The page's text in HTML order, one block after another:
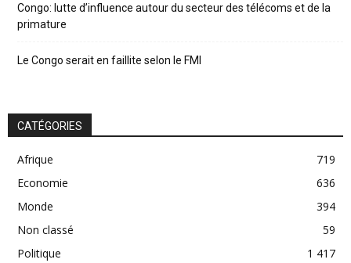
Congo: lutte d’influence autour du secteur des télécoms et de la
primature
Le Congo serait en faillite selon le FMI
CATÉGORIES
Afrique
719
Economie
636
Monde
394
Non classé
59
Politique
1 417